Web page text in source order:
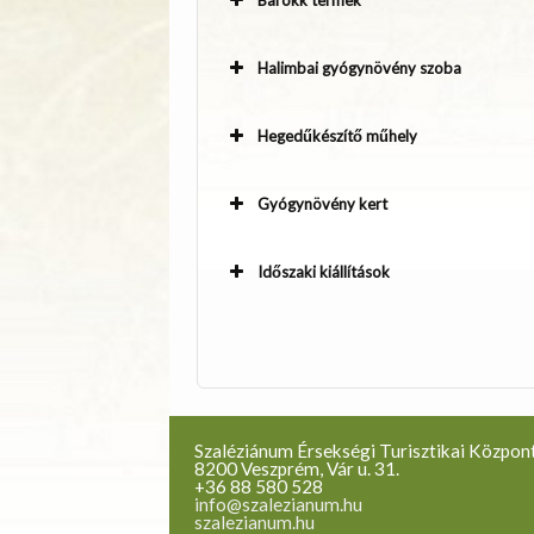
Halimbai gyógynövény szoba
Hegedűkészítő műhely
Gyógynövény kert
Időszaki kiállítások
Szaléziánum Érsekségi Turisztikai
8200 Veszprém, Vár u. 31.
+36 88 580 528
info@szalezianum.hu
szalezianum.hu